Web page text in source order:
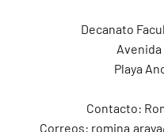
Decanato
Avenida
Playa
Contacto:
Correos: